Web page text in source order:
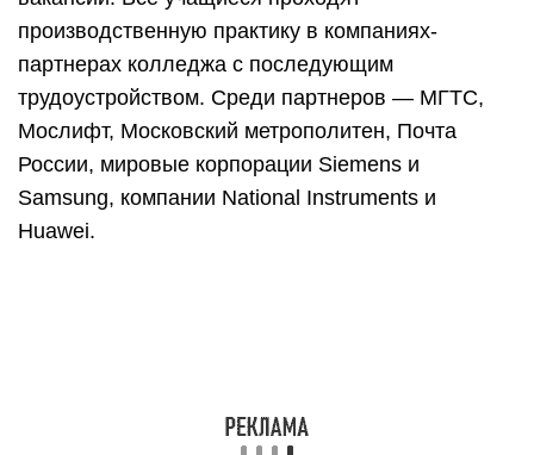
производственную практику в компаниях-
партнерах колледжа с последующим
трудоустройством. Среди партнеров — МГТС,
Мослифт, Московский метрополитен, Почта
России, мировые корпорации Siemens и
Samsung, компании National Instruments и
Huawei.